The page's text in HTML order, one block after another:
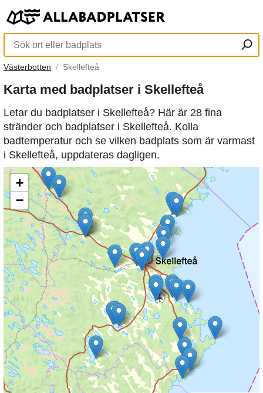
Västerbotten Skellefteå
Karta med badplatser i Skellefteå
Letar du badplatser i Skellefteå? Här är 28 fina
stränder och badplatser i Skellefteå. Kolla
badtemperatur och se vilken badplats som är varmast
i Skellefteå, uppdateras dagligen.
+
−